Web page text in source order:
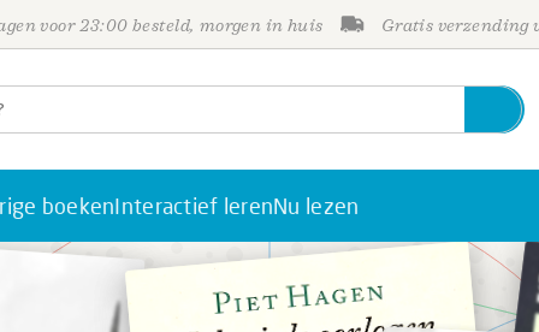
voor 23:00 besteld, morgen in huis Gratis verzending
boekenInteractief lerenNu lezen